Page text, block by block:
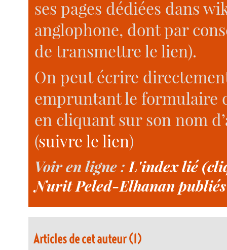
ses pages dédiées dans
anglophone, dont par
de transmettre le lien).
On peut écrire
empruntant le formulaire
en cliquant sur son nom
(suivre le lien)
Voir en ligne : L'index lié
Nurit Peled-Elhanan
Articles de cet auteur (1)